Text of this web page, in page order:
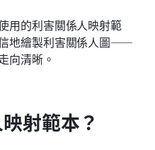
用的利害關係人映射範
地繪製利害關係人圖——
向清晰。
射範本？